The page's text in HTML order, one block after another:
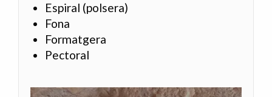
Espiral (polsera)
Fona
Formatgera
Pectoral